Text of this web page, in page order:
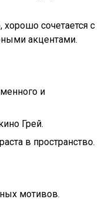
хорошо сочетается с
акцентами.
и
Грей.
в пространство.
мотивов.